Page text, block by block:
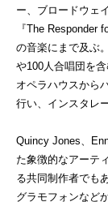
ー、ブロードウェ
『The Responder
の音楽にまで及ぶ
や100人合唱団を
オペラハウスから
行い、インスタレ
Quincy Jones、
た象徴的なアーテ
る共同制作者でも
グラモフォンなど